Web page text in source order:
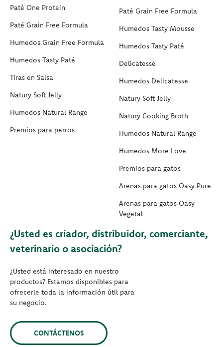
Paté One Protein
Paté Grain Free Formula
Humedos Grain Free Formula
Humedos Tasty Paté
Tiras en Salsa
Natury Soft Jelly
Humedos Natural Range
Premios para perros
Paté Grain Free Formula
Humedos Tasty Mousse
Humedos Tasty Paté
Delicatesse
Humedos Delicatesse
Natury Soft Jelly
Natury Cooking Broth
Humedos Natural Range
Humedos More Love
Premios para gatos
Arenas para gatos Oasy Pure
Arenas para gatos Oasy
Vegetal
¿Usted es criador, distribuidor, comerciante,
veterinario o asociación?
¿Usted está interesado en nuestro
productos? Estamos disponibles para
ofrecerle toda la información útil para
su negocio.
CONTÁCTENOS